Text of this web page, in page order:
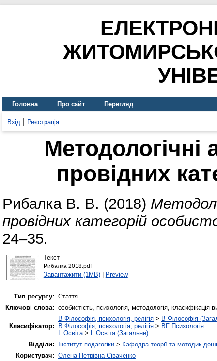
Головна Про сайт Перегляд
Вхід Реєстрація
Методологічні
провідних
Рибалка В. В. (2018)
провідних категорій
24–35.
Текст
Рибалка 2018.pdf
Завантажити (1MB)| Preview
Тип ресурсу: Стаття
Ключові слова: особистість, психологія, методологія, класифікація
Класифікатор:
B Філософія, психологія, релігія > B Філософія
B Філософія, психологія, релігія > BF Психологія
L Освіта> L Освіта (Загальне)
Відділи:
Інститут педагогіки > Кафедра теорії та методик
Користувач: Олена Петрівна Сіваченко